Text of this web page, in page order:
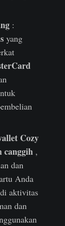
:
yang
Cozy
canggih,
dan
Anda
aktivitas
dan